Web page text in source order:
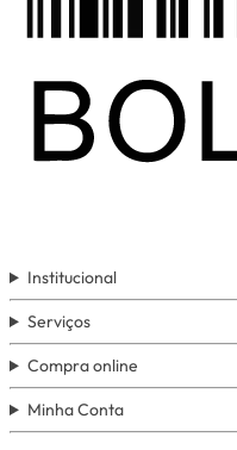
Institucional
Serviços
Compra online
Minha Conta